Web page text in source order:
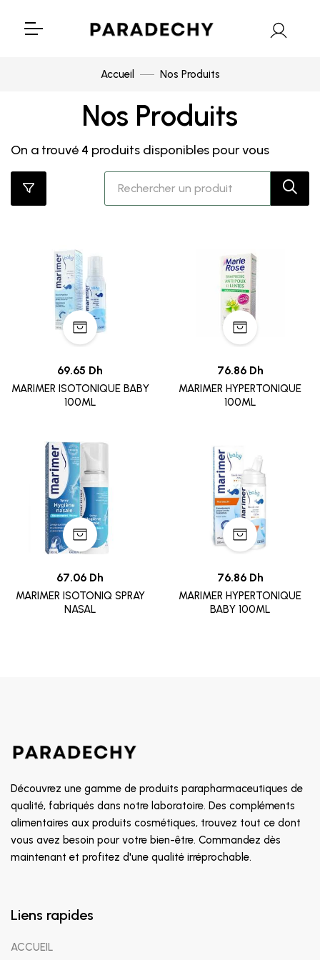
Accueil Nos Produits
Nos Produits
On a trouvé 4 produits disponibles pour vous
69.65 Dh
MARIMER ISOTONIQUE BABY
100ML
76.86 Dh
MARIMER HYPERTONIQUE
100ML
67.06 Dh
MARIMER ISOTONIQ SPRAY
NASAL
76.86 Dh
MARIMER HYPERTONIQUE
BABY 100ML
Découvrez une gamme de produits parapharmaceutiques de
qualité, fabriqués dans notre laboratoire. Des compléments
alimentaires aux produits cosmétiques, trouvez tout ce dont
vous avez besoin pour votre bien-être. Commandez dès
maintenant et profitez d'une qualité irréprochable.
Liens rapides
ACCUEIL